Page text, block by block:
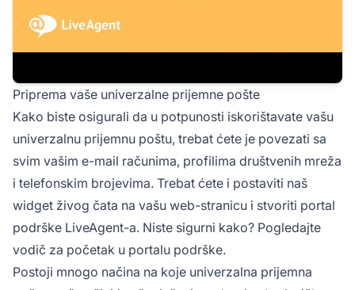
Priprema vaše univerzalne prijemne pošte
Kako biste osigurali da u potpunosti iskorištavate vašu
univerzalnu prijemnu poštu, trebat ćete je povezati sa
svim vašim e-mail računima, profilima društvenih mreža
i telefonskim brojevima. Trebat ćete i postaviti naš
widget živog čata na vašu web-stranicu i stvoriti portal
podrške LiveAgent-a. Niste sigurni kako? Pogledajte
vodič za početak u portalu podrške.
Postoji mnogo načina na koje univerzalna prijemna